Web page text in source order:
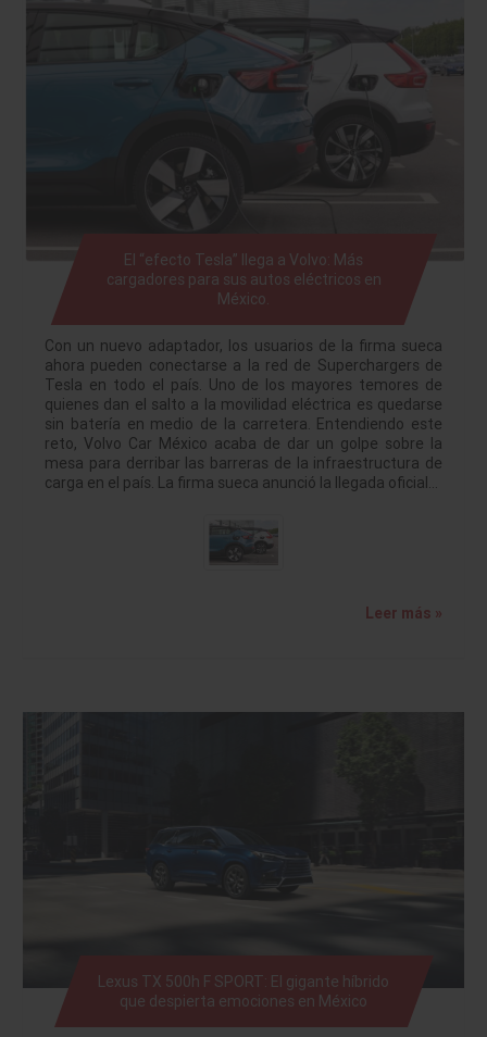
El “efecto Tesla” llega a Volvo: Más
cargadores para sus autos eléctricos en
México.
Con un nuevo adaptador, los usuarios de la firma sueca
ahora pueden conectarse a la red de Superchargers de
Tesla en todo el país. Uno de los mayores temores de
quienes dan el salto a la movilidad eléctrica es quedarse
sin batería en medio de la carretera. Entendiendo este
reto, Volvo Car México acaba de dar un golpe sobre la
mesa para derribar las barreras de la infraestructura de
carga en el país. La firma sueca anunció la llegada oficial…
Leer más »
Lexus TX 500h F SPORT: El gigante híbrido
que despierta emociones en México